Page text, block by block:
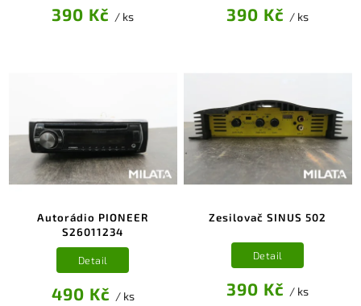
390 Kč / ks 390 Kč / ks
Autorádio PIONEER
S26011234
490 Kč / ks
Detail
Zesilovač SINUS 502
390 Kč / ks
Detail